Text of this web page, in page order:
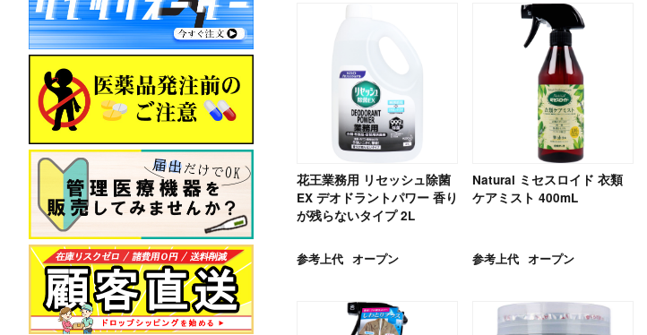
花王業務用 リセッシュ除菌
EX デオドラントパワー 香り
が残らないタイプ 2L
参考上代 オープン
Natural ミセスロイド 衣類
ケアミスト 400mL
参考上代 オープン